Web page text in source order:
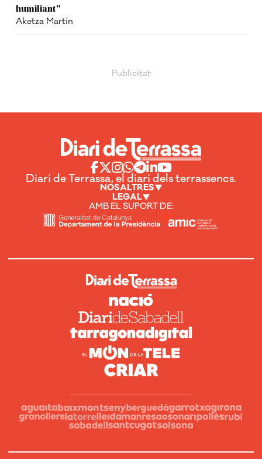
humiliant"
Aketza Martín
Diari de Terrassa, el diari dels terrassencs.
NOSALTRES
LEGAL
AMB EL SUPORT DE: